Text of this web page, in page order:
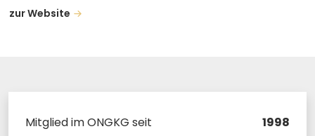
zur Website
Mitglied im ONGKG seit
1998